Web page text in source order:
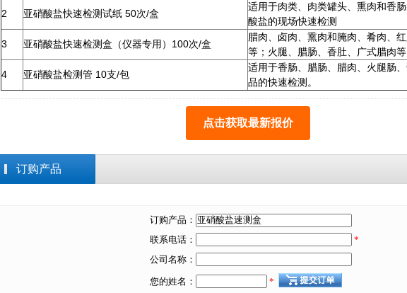
2
亚硝酸盐快速检测试纸 50次/盒
适用于肉类、肉类罐头、熏肉和香
酸盐的现场快速检测
3
亚硝酸盐快速检测盒（仪器专用）100次/盒
腊肉、卤肉、熏肉和腌肉、肴肉、
等；火腿、腊肠、香肚、广式腊肉等
4
亚硝酸盐检测管 10支/包
适用于香肠、腊肠、腊肉、火腿肠
品的快速检测。
点击获取最新报价
订购产品
订购产品：
联系电话：
*
公司名称：
您的姓名： *